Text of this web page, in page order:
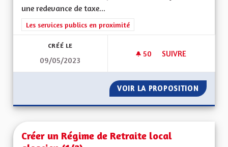
une redevance de taxe...
Filtrer les résultats de la catégorie : Les services publics en
Les services publics en proximité
CRÉÉ LE
09/05/2023
50 50 ABONNÉS
SUIVRE
VOIR LA PROPOSITION
Créer un Régime de Retraite local